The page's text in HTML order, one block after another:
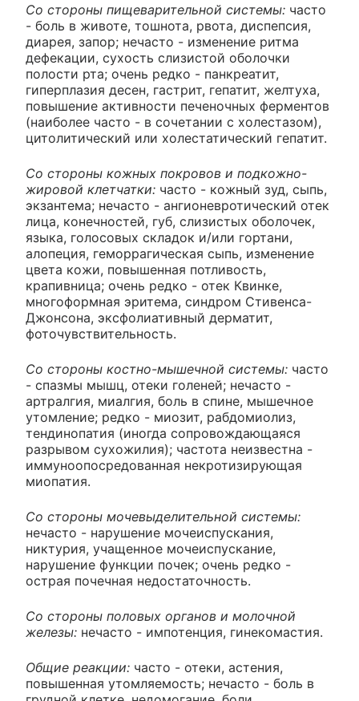
Со стороны пищеварительной системы: часто
- боль в животе, тошнота, рвота, диспепсия,
диарея, запор; нечасто - изменение ритма
дефекации, сухость слизистой оболочки
полости рта; очень редко - панкреатит,
гиперплазия десен, гастрит, гепатит, желтуха,
повышение активности печеночных ферментов
(наиболее часто - в сочетании с холестазом),
цитолитический или холестатический гепатит.
Со стороны кожных покровов и подкожно-
жировой клетчатки: часто - кожный зуд, сыпь,
экзантема; нечасто - ангионевротический отек
лица, конечностей, губ, слизистых оболочек,
языка, голосовых складок и/или гортани,
алопеция, геморрагическая сыпь, изменение
цвета кожи, повышенная потливость,
крапивница; очень редко - отек Квинке,
многоформная эритема, синдром Стивенса-
Джонсона, эксфолиативный дерматит,
фоточувствительность.
Со стороны костно-мышечной системы: часто
- спазмы мышц, отеки голеней; нечасто -
артралгия, миалгия, боль в спине, мышечное
утомление; редко - миозит, рабдомиолиз,
тендинопатия (иногда сопровождающаяся
разрывом сухожилия); частота неизвестна -
иммуноопосредованная некротизирующая
миопатия.
Со стороны мочевыделительной системы:
нечасто - нарушение мочеиспускания,
никтурия, учащенное мочеиспускание,
нарушение функции почек; очень редко -
острая почечная недостаточность.
Со стороны половых органов и молочной
железы: нечасто - импотенция, гинекомастия.
Общие реакции: часто - отеки, астения,
повышенная утомляемость; нечасто - боль в